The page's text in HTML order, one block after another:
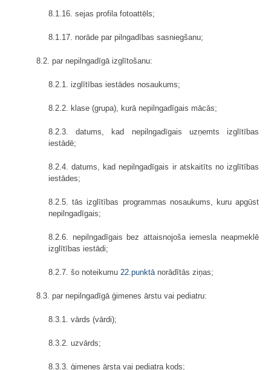
8.1.16. sejas profila fotoattēls;
8.1.17. norāde par pilngadības sasniegšanu;
8.2. par nepilngadīgā izglītošanu:
8.2.1. izglītības iestādes nosaukums;
8.2.2. klase (grupa), kurā nepilngadīgais mācās;
8.2.3. datums, kad nepilngadīgais uzņemts izglītības
iestādē;
8.2.4. datums, kad nepilngadīgais ir atskaitīts no izglītības
iestādes;
8.2.5. tās izglītības programmas nosaukums, kuru apgūst
nepilngadīgais;
8.2.6. nepilngadīgais bez attaisnojoša iemesla neapmeklē
izglītības iestādi;
8.2.7. šo noteikumu 22.punktānorādītās ziņas;
8.3. par nepilngadīgā ģimenes ārstu vai pediatru:
8.3.1. vārds (vārdi);
8.3.2. uzvārds;
8.3.3. ģimenes ārsta vai pediatra kods;